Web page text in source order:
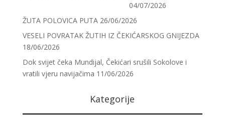
04/07/2026
ŽUTA POLOVICA PUTA 26/06/2026
VESELI POVRATAK ŽUTIH IZ ČEKIĆARSKOG GNIJEZDA
18/06/2026
Dok svijet čeka Mundijal, Čekićari srušili Sokolove i
vratili vjeru navijačima 11/06/2026
Kategorije